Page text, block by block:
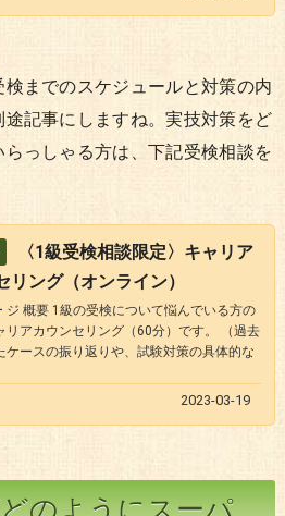
までのスケジュールと対策の内
記事にしますね。実技対策をど
っしゃる方は、下記受検相談を
〈1級受検相談限定〉キャリア
リング（オンライン）
ジ 概要 1級の受検について悩んでいる方の
リアカウンセリング（60分）です。 （過去
ケースの振り返りや、試験対策の具体的な
2023-03-19
のようにスーパ